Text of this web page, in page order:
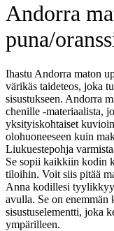
Andorra
puna/
Ihastu Andorra maton
värikäs taideteos, joka
sisustukseen. Andorra
chenille -materiaalista,
yksityiskohtaiset
olohuoneeseen kuin
Liukuestepohja
Se sopii kaikkiin kodin
tiloihin. Voit siis pitää
Anna kodillesi
avulla. Se on
sisustuselementti, joka
ympärilleen.